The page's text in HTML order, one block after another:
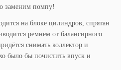
заменим помпу!
на блоке цилиндров, спрятан
ремнем от балансирного
снимать коллектор и
было бы почистить впуск и